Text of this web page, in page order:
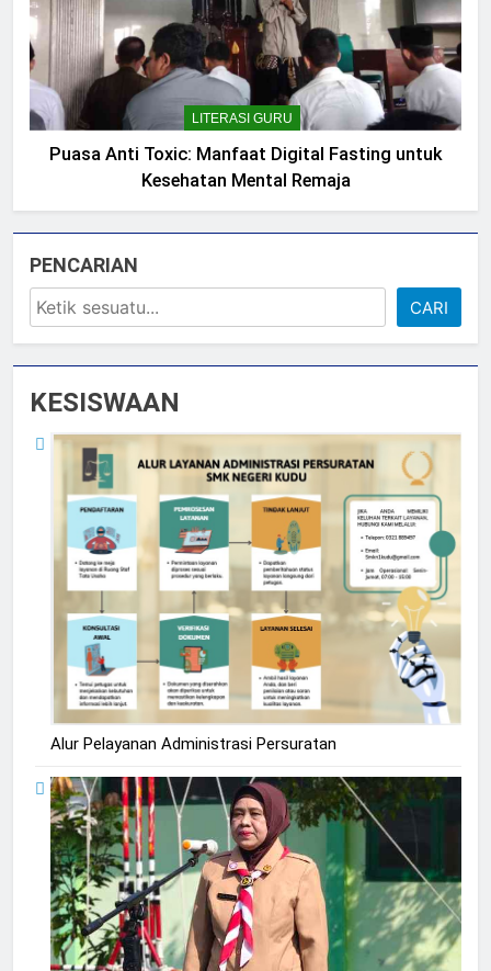
LITERASI GURU
Puasa Anti Toxic: Manfaat Digital Fasting untuk
Kesehatan Mental Remaja
PENCARIAN
CARI
KESISWAAN
Alur Pelayanan Administrasi Persuratan